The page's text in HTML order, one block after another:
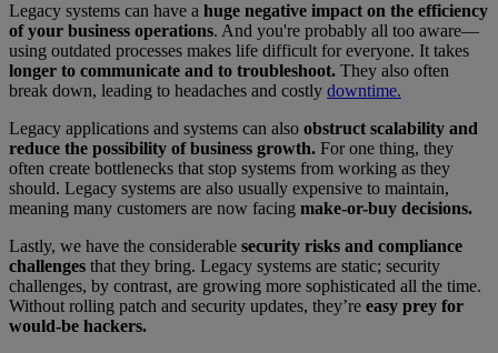
Legacy systems can have a huge negative impact on the efficiency
of your business operations. And you're probably all too aware—
using outdated processes makes life difficult for everyone. It takes
longer to communicate and to troubleshoot. They also often
break down, leading to headaches and costly downtime.
Legacy applications and systems can also obstruct scalability and
reduce the possibility of business growth. For one thing, they
often create bottlenecks that stop systems from working as they
should. Legacy systems are also usually expensive to maintain,
meaning many customers are now facing make-or-buy decisions.
Lastly, we have the considerable security risks and compliance
challenges that they bring. Legacy systems are static; security
challenges, by contrast, are growing more sophisticated all the time.
Without rolling patch and security updates, they’re easy prey for
would-be hackers.